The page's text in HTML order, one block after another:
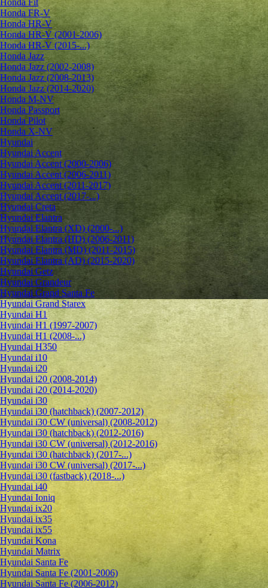
Honda Fit
Honda FR-V
Honda HR-V
Honda HR-V (2001-2006)
Honda HR-V (2015-...)
Honda Jazz
Honda Jazz (2002-2008)
Honda Jazz (2008-2013)
Honda Jazz (2014-2020)
Honda M-NV
Honda Passport
Honda Pilot
Honda X-NV
Hyundai
Hyundai Accent
Hyundai Accent (2000-2006)
Hyundai Accent (2006-2011)
Hyundai Accent (2011-2017)
Hyundai Accent (2017-...)
Hyundai Creta
Hyundai Elantra
Hyundai Elantra (XD) (2000-...)
Hyundai Elantra (HD) (2006-2011)
Hyundai Elantra (MD) (2011-2015)
Hyundai Elantra (AD) (2015-2020)
Hyundai Getz
Hyundai Grandeur
Hyundai Grand Santa Fe
Hyundai Grand Starex
Hyundai H1
Hyundai H1 (1997-2007)
Hyundai H1 (2008-...)
Hyundai H350
Hyundai i10
Hyundai i20
Hyundai i20 (2008-2014)
Hyundai i20 (2014-2020)
Hyundai i30
Hyundai i30 (hatchback) (2007-2012)
Hyundai i30 CW (universal) (2008-2012)
Hyundai i30 (hatchback) (2012-2016)
Hyundai i30 CW (universal) (2012-2016)
Hyundai i30 (hatchback) (2017-...)
Hyundai i30 CW (universal) (2017-...)
Hyundai i30 (fastback) (2018-...)
Hyundai i40
Hyundai Ioniq
Hyundai ix20
Hyundai ix35
Hyundai ix55
Hyundai Kona
Hyundai Matrix
Hyundai Santa Fe
Hyundai Santa Fe (2001-2006)
Hyundai Santa Fe (2006-2012)